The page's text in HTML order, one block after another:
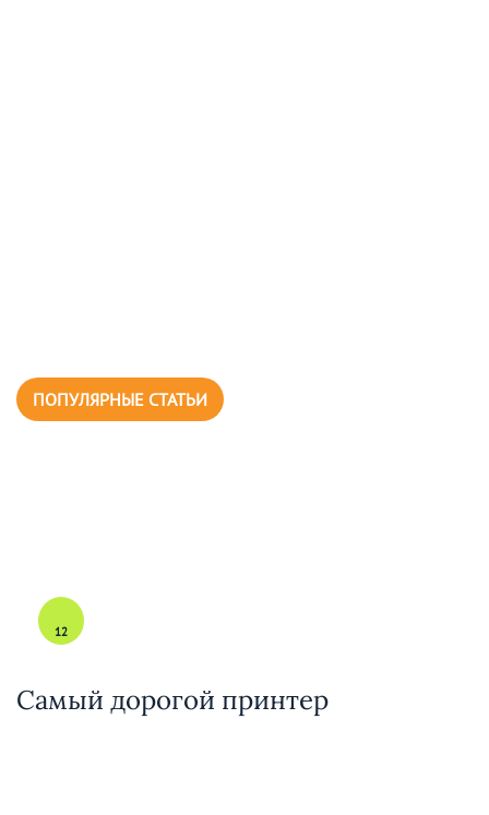
ПОПУЛЯРНЫЕ СТАТЬИ
12
Самый дорогой принтер